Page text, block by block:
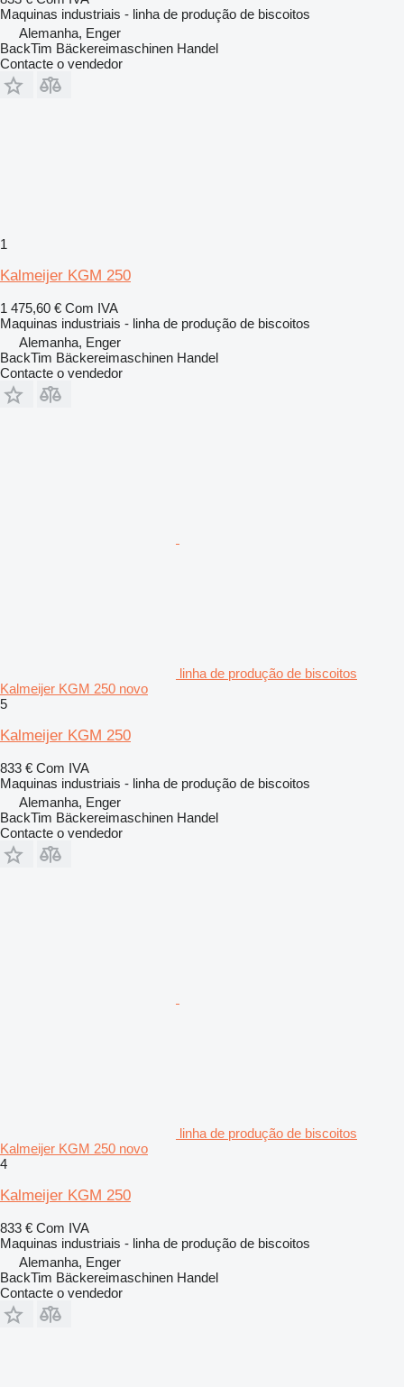
Maquinas industriais - linha de produção de biscoitos
Alemanha, Enger
BackTim Bäckereimaschinen Handel
Contacte o vendedor
1
Kalmeijer KGM 250
1 475,60 € Com IVA
Maquinas industriais - linha de produção de biscoitos
Alemanha, Enger
BackTim Bäckereimaschinen Handel
Contacte o vendedor
linha de produção de biscoitos
Kalmeijer KGM 250 novo
5
Kalmeijer KGM 250
833 € Com IVA
Maquinas industriais - linha de produção de biscoitos
Alemanha, Enger
BackTim Bäckereimaschinen Handel
Contacte o vendedor
linha de produção de biscoitos
Kalmeijer KGM 250 novo
4
Kalmeijer KGM 250
833 € Com IVA
Maquinas industriais - linha de produção de biscoitos
Alemanha, Enger
BackTim Bäckereimaschinen Handel
Contacte o vendedor